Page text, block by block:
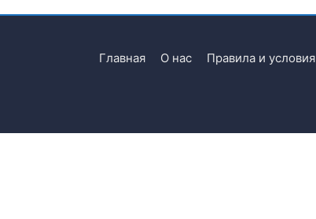
Главная О нас Правила и условия